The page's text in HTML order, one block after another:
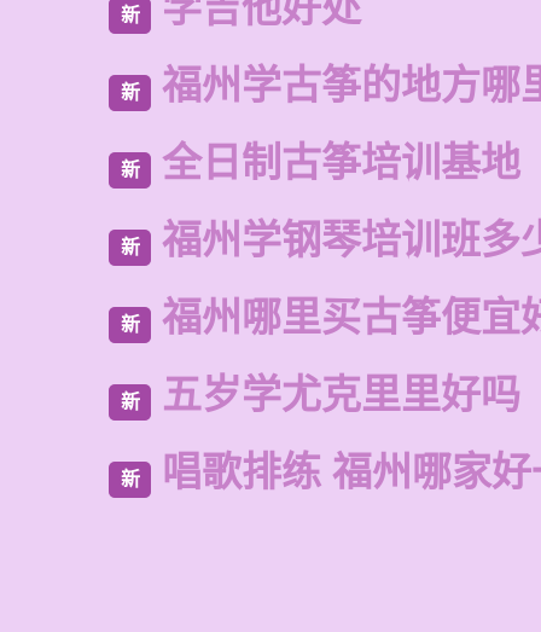
新
新 福州学古筝的地方哪
新 全日制古筝培训基地
新 福州学钢琴培训班多
新 福州哪里买古筝便宜
新 五岁学尤克里里好吗
新 唱歌排练 福州哪家